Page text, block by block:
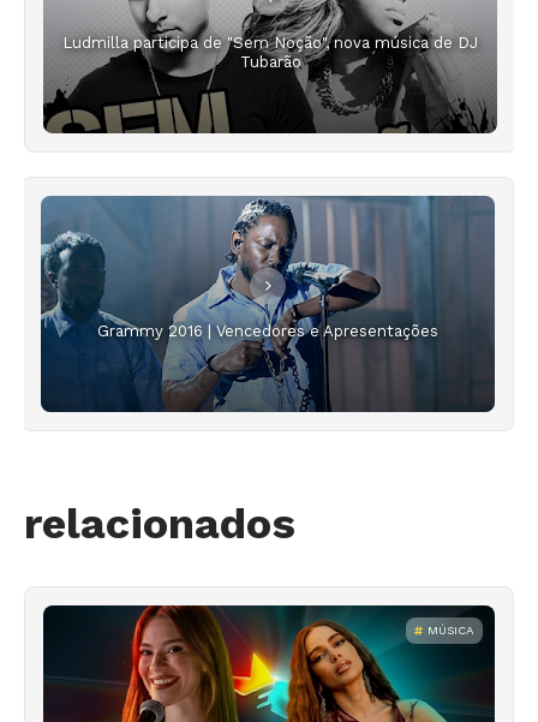
Ludmilla participa de "Sem Noção", nova música de DJ
Tubarão
Grammy 2016 | Vencedores e Apresentações
relacionados
MÚSICA